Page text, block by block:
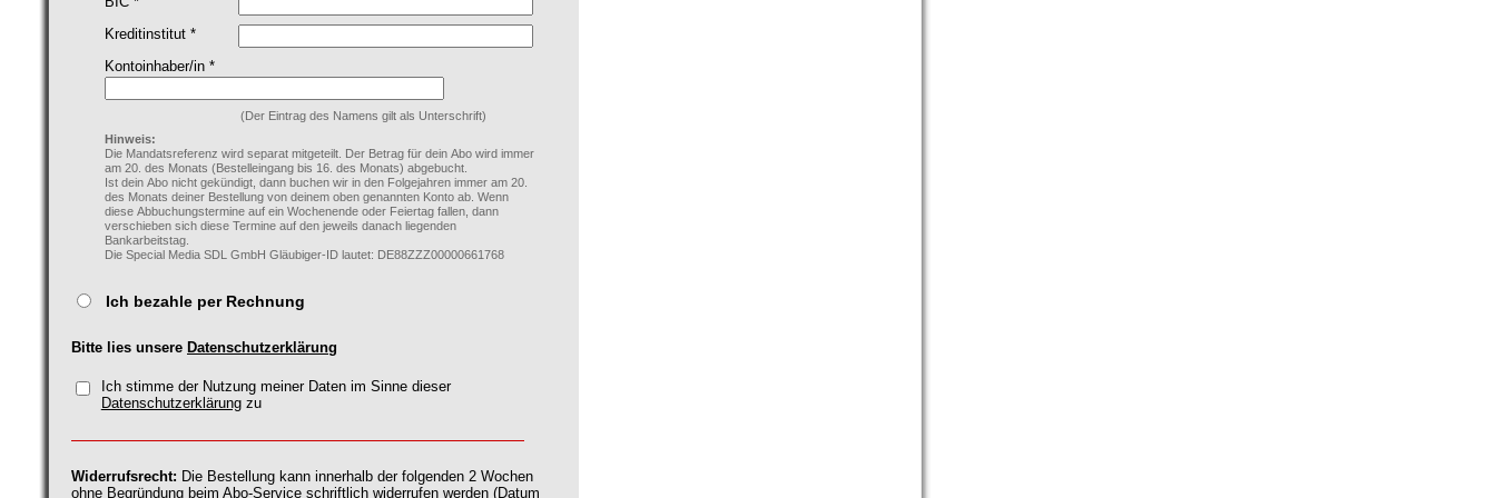
Kreditinstitut *
Kontoinhaber/in *
(Der Eintrag des Namens gilt als Unterschrift)
Hinweis:
Die Mandatsreferenz wird separat mitgeteilt. Der Betrag für dein Abo wird immer
am 20. des Monats (Bestelleingang bis 16. des Monats) abgebucht.
Ist dein Abo nicht gekündigt, dann buchen wir in den Folgejahren immer am 20.
des Monats deiner Bestellung von deinem oben genannten Konto ab. Wenn
diese Abbuchungstermine auf ein Wochenende oder Feiertag fallen, dann
verschieben sich diese Termine auf den jeweils danach liegenden
Bankarbeitstag.
Die Special Media SDL GmbH Gläubiger-ID lautet: DE88ZZZ00000661768
Ich bezahle per Rechnung
Bitte lies unsere Datenschutzerklärung
Ich stimme der Nutzung meiner Daten im Sinne dieser
Datenschutzerklärungzu
Widerrufsrecht: Die Bestellung kann innerhalb der folgenden 2 Wochen
ohne Begründung beim Abo-Service schriftlich widerrufen werden (Datum